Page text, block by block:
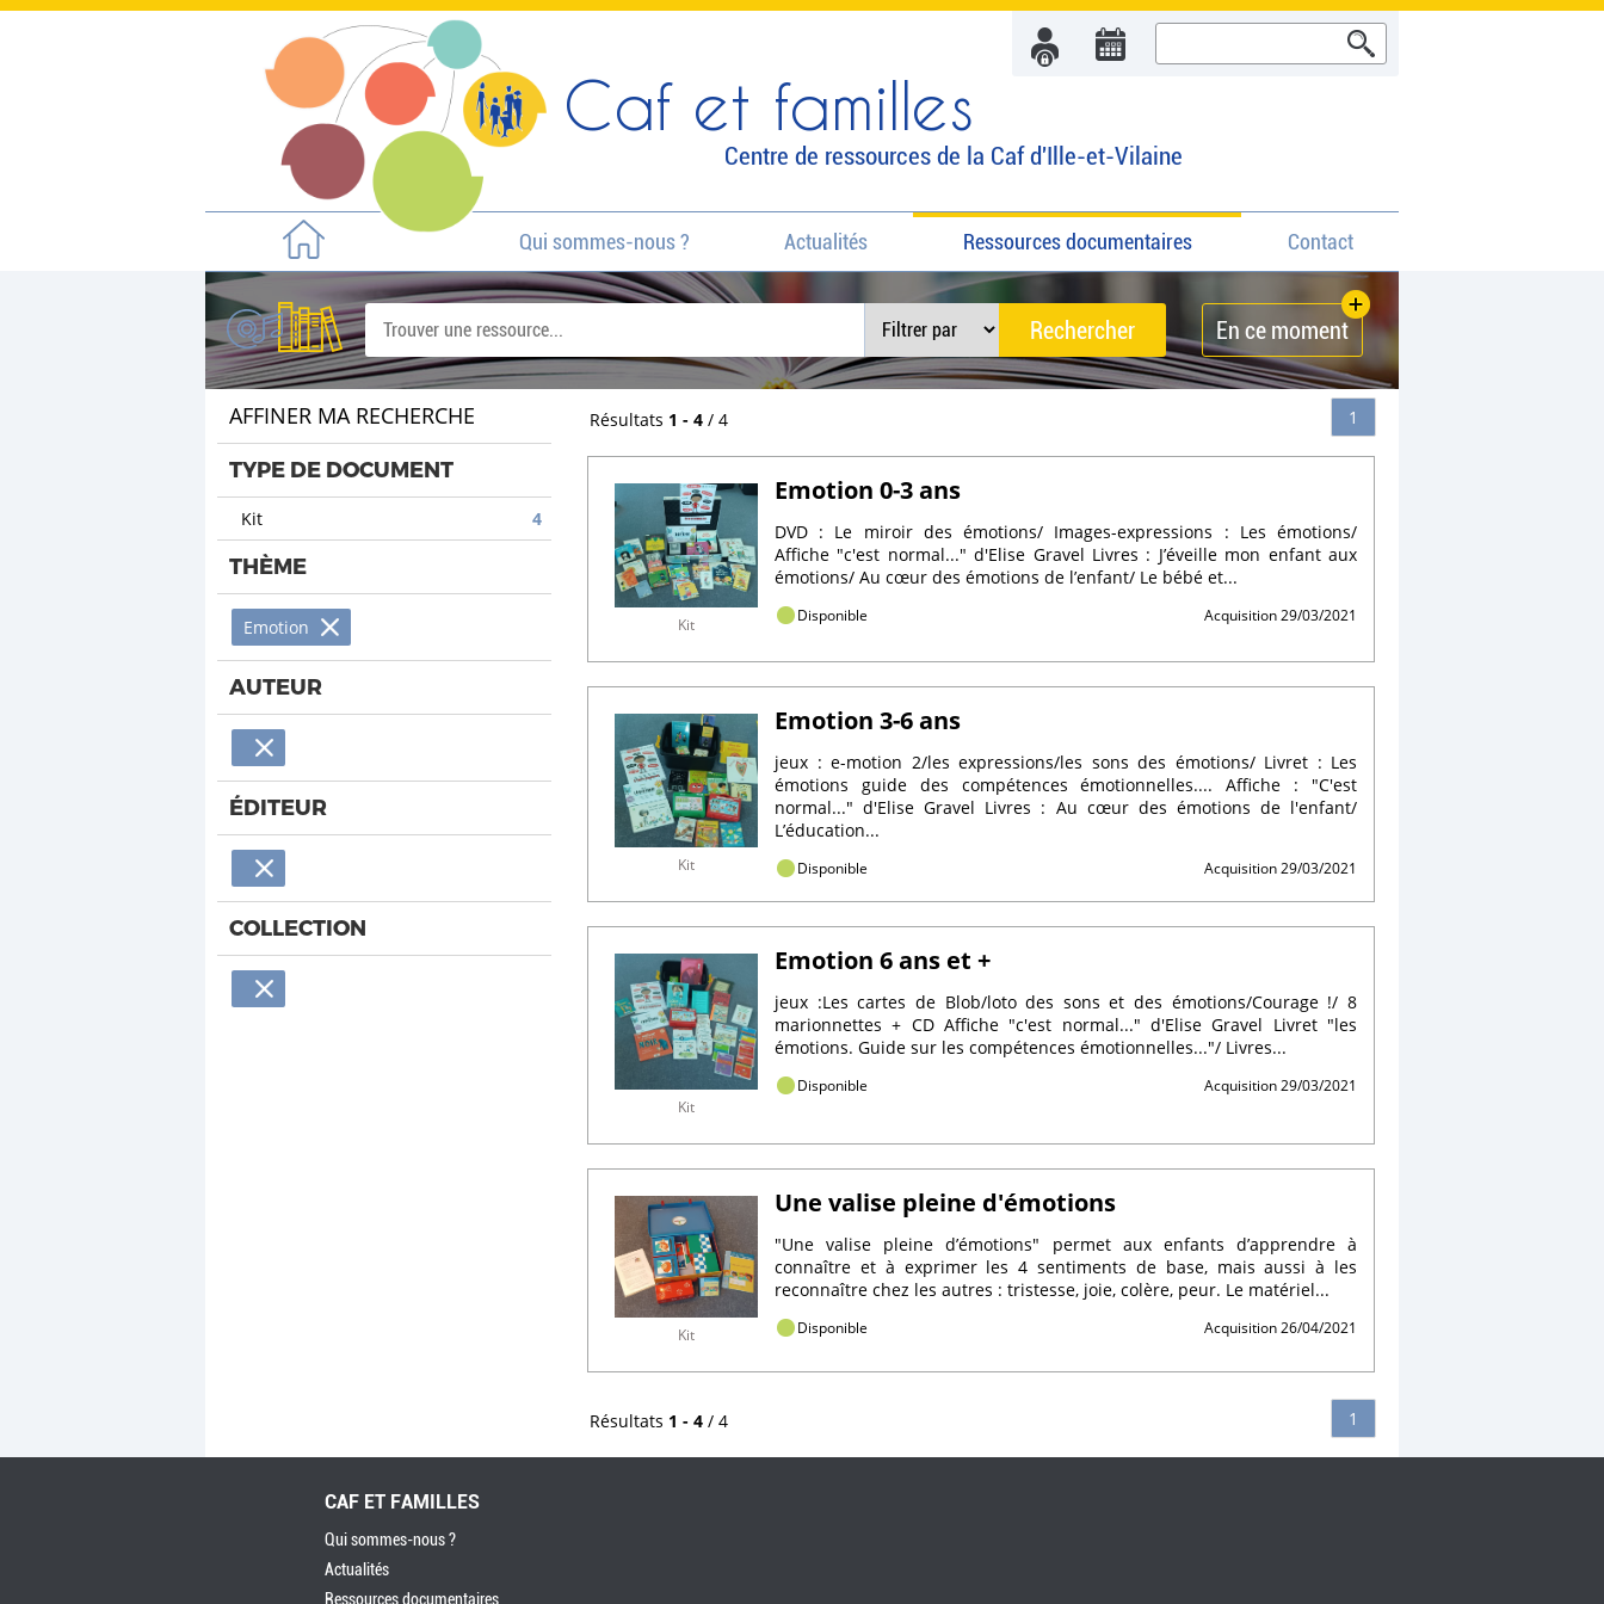
Caf et familles
Centre de ressources de la Caf d'Ille-et-Vilaine
Qui sommes-nous ? Actualités Ressources documentaires Contact
En ce moment
AFFINER MA RECHERCHE
TYPE DE DOCUMENT
Kit 4
THÈME
Emotion
AUTEUR
ÉDITEUR
COLLECTION
Résultats 1 - 4 / 4 1
Kit
Emotion 0-3 ans
DVD : Le miroir des émotions/ Images-expressions : Les émotions/
Affiche "c'est normal..." d'Elise Gravel Livres : J’éveille mon enfant aux
émotions/ Au cœur des émotions de l’enfant/ Le bébé et...
Disponible Acquisition 29/03/2021
Kit
Emotion 3-6 ans
jeux : e-motion 2/les expressions/les sons des émotions/ Livret : Les
émotions guide des compétences émotionnelles.... Affiche : "C'est
normal..." d'Elise Gravel Livres : Au cœur des émotions de l'enfant/
L’éducation...
Disponible Acquisition 29/03/2021
Kit
Emotion 6 ans et +
jeux :Les cartes de Blob/loto des sons et des émotions/Courage !/ 8
marionnettes + CD Affiche "c'est normal..." d'Elise Gravel Livret "les
émotions. Guide sur les compétences émotionnelles..."/ Livres...
Disponible Acquisition 29/03/2021
Kit
Une valise pleine d'émotions
"Une valise pleine d’émotions" permet aux enfants d’apprendre à
connaître et à exprimer les 4 sentiments de base, mais aussi à les
reconnaître chez les autres : tristesse, joie, colère, peur. Le matériel...
Disponible Acquisition 26/04/2021
Résultats 1 - 4 / 4 1
CAF ET FAMILLES
Qui sommes-nous ?
Actualités
Ressources documentaires